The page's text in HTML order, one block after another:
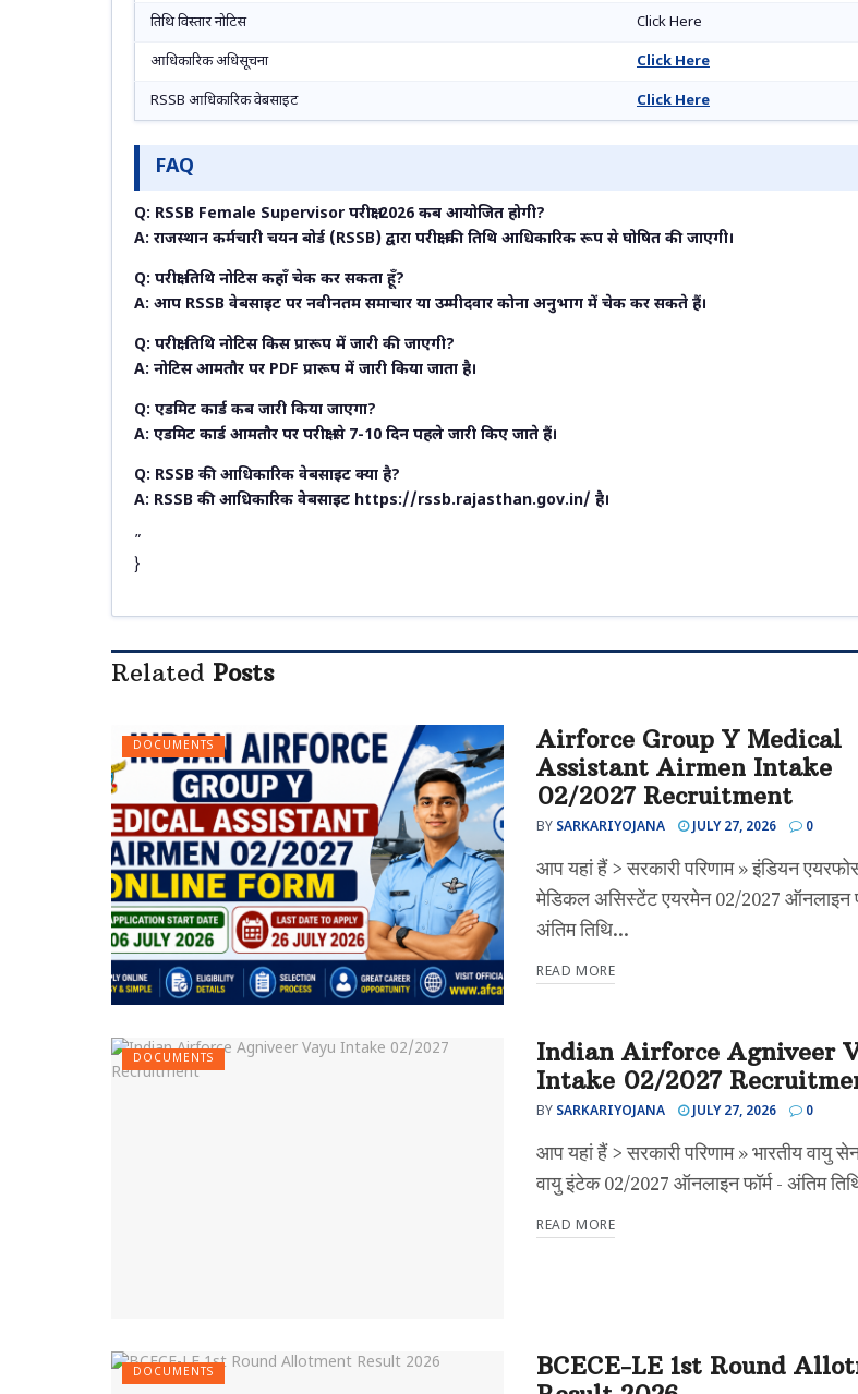
तिथि विस्तार नोटिस Click Here
आधिकारिक अधिसूचना Click Here
RSSB आधिकारिक वेबसाइट Click Here
FAQ
Q: RSSB Female Supervisor परीक्षा 2026 कब आयोजित होगी?
A: राजस्थान कर्मचारी चयन बोर्ड (RSSB) द्वारा परीक्षा की तिथि आधिकारिक रूप से घोषित की जाएगी।
Q: परीक्षा तिथि नोटिस कहाँ चेक कर सकता हूँ?
A: आप RSSB वेबसाइट पर नवीनतम समाचार या उम्मीदवार कोना अनुभाग में चेक कर सकते हैं।
Q: परीक्षा तिथि नोटिस किस प्रारूप में जारी की जाएगी?
A: नोटिस आमतौर पर PDF प्रारूप में जारी किया जाता है।
Q: एडमिट कार्ड कब जारी किया जाएगा?
A: एडमिट कार्ड आमतौर पर परीक्षा से 7-10 दिन पहले जारी किए जाते हैं।
Q: RSSB की आधिकारिक वेबसाइट क्या है?
A: RSSB की आधिकारिक वेबसाइट https://rssb.rajasthan.gov.in/ है।
”
}
Related Posts
DOCUMENTS
Airforce Group Y Medical
Assistant Airmen Intake
02/2027 Recruitment
BY SARKARIYOJANA JULY 27, 2026 0
आप यहां हैं > सरकारी परिणाम » इंडियन
मेडिकल असिस्टेंट एयरमेन 02/2027 ऑनलाइन
अंतिम तिथि...
READ MORE
DOCUMENTS
Indian Airforce Agniveer
Intake 02/2027
BY SARKARIYOJANA JULY 27, 2026 0
आप यहां हैं > सरकारी परिणाम » भारतीय वायु
वायु इंटेक 02/2027 ऑनलाइन फॉर्म - अंतिम
READ MORE
DOCUMENTS
BCECE-LE 1st Round